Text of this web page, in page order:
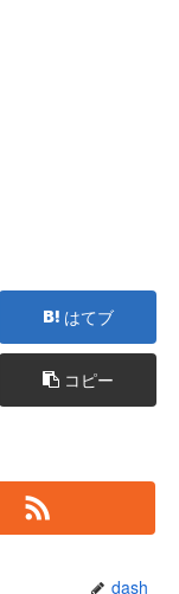
はてブ
コピー
dash